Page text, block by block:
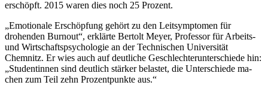
erschöpft. 2015 waren dies noch 25 Pro­zent.
„Emotionale Erschöpfung gehört zu den Leitsymptomen für
drohenden Burnout“, erklärte Bertolt Meyer, Pro­fessor für Arbeits-
und Wirtschaftspsychologie an der Technischen Universität
Chemnitz. Er wies auch auf deutliche Geschlechterunterschiede hin:
„Studentinnen sind deutlich stärker belastet, die Unterschiede ma­
chen zum Teil zehn Prozentpunkte aus.“